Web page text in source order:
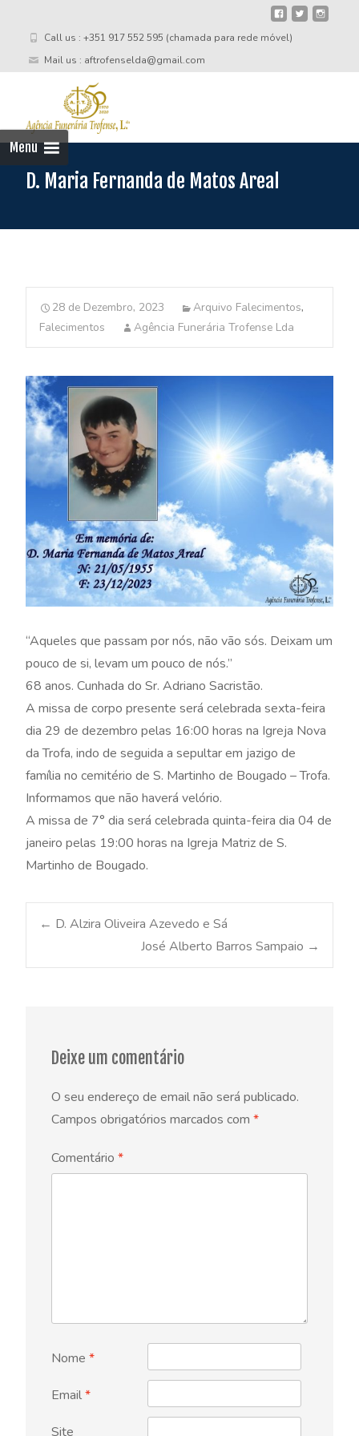
Call us : +351 917 552 595 (chamada para rede móvel)
Mail us : aftrofenselda@gmail.com
Menu
D. Maria Fernanda de Matos Areal
28 de Dezembro, 2023 Arquivo Falecimentos,
Falecimentos
Agência Funerária Trofense Lda
“Aqueles que passam por nós, não vão sós. Deixam um
pouco de si, levam um pouco de nós.”
68 anos. Cunhada do Sr. Adriano Sacristão.
A missa de corpo presente será celebrada sexta-feira
dia 29 de dezembro pelas 16:00 horas na Igreja Nova
da Trofa, indo de seguida a sepultar em jazigo de
família no cemitério de S. Martinho de Bougado – Trofa.
Informamos que não haverá velório.
A missa de 7° dia será celebrada quinta-feira dia 04 de
janeiro pelas 19:00 horas na Igreja Matriz de S.
Martinho de Bougado.
Post
← D. Alzira Oliveira Azevedo e Sá
José Alberto Barros Sampaio →
Deixe um comentário
O seu endereço de email não será publicado.
Campos obrigatórios marcados com *
Comentário *
Nome *
Email*
Site